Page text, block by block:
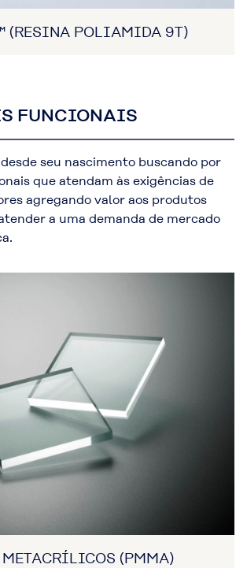
(RESINA POLIAMIDA 9T)
FUNCIONAIS
seu nascimento buscando por
que atendam às exigências de
agregando valor aos produtos
a uma demanda de mercado
METACRÍLICOS (PMMA)